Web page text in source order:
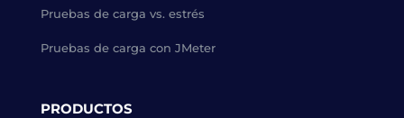
Pruebas de carga vs. estrés
Pruebas de carga con JMeter
PRODUCTOS